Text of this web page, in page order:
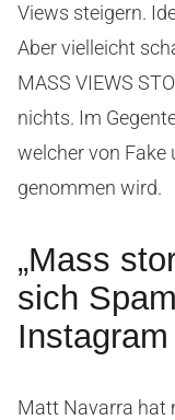
Views steigern.
Aber vielleicht
MASS VIEWS
nichts. Im
welcher von Fake
genommen wird.
„Mass
sich
Matt Navarra hat